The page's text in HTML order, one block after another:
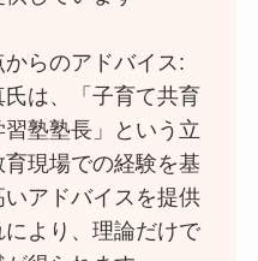
からのアドバイス:
氏は、「子育て共育
塾塾長」という立
現場での経験を基
アドバイスを提供
により、理論だけで